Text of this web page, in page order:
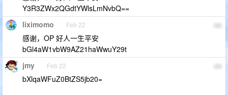
Y3R3ZWx2QGdtYWlsLmNvbQ==
68
liximomo Feb 22
感谢，OP 好人一生平安
bGl4aW1vbW9AZ21haWwuY29t
69
jmy Feb 22
bXlqaWFuZ0BtZS5jb20=